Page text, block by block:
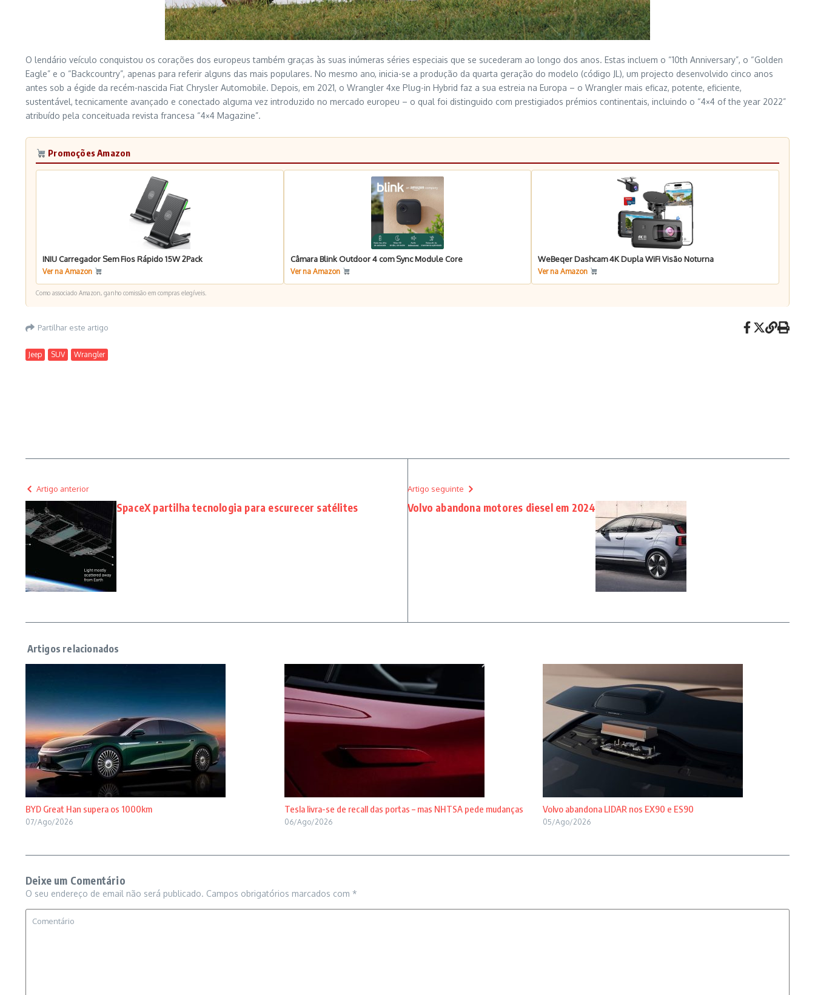
O lendário veículo conquistou os corações dos europeus também graças às suas inúmeras séries especiais que se sucederam ao longo dos anos. Estas incluem o “10th Anniversary”, o “Golden
Eagle” e o “Backcountry”, apenas para referir alguns das mais populares. No mesmo ano, inicia-se a produção da quarta geração do modelo (código JL), um projecto desenvolvido cinco anos
antes sob a égide da recém-nascida Fiat Chrysler Automobile. Depois, em 2021, o Wrangler 4xe Plug-in Hybrid faz a sua estreia na Europa – o Wrangler mais eficaz, potente, eficiente,
sustentável, tecnicamente avançado e conectado alguma vez introduzido no mercado europeu – o qual foi distinguido com prestigiados prémios continentais, incluindo o “4×4 of the year 2022”
atribuído pela conceituada revista francesa “4×4 Magazine”.
Promoções Amazon
INIU Carregador Sem Fios Rápido 15W 2Pack
Ver na Amazon
Câmara Blink Outdoor 4 com Sync Module Core
Ver na Amazon
WeBeqer Dashcam 4K Dupla WiFi Visão Noturna
Ver na Amazon
Como associado Amazon, ganho comissão em compras elegíveis.
Partilhar este artigo
Jeep SUV Wrangler
Artigo anterior
SpaceX partilha tecnologia para escurecer satélites
Artigo seguinte
Volvo abandona motores diesel em 2024
BYD Great Han supera os 1000km
07/Ago/2026
Tesla livra-se de recall das portas – mas NHTSA pede mudanças
06/Ago/2026
Volvo abandona LIDAR nos EX90 e ES90
05/Ago/2026
Deixe um Comentário
O seu endereço de email não será publicado. Campos obrigatórios marcados com *